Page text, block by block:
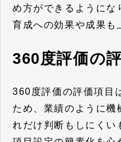
め方ができるようにな
育成への効果や成果も
360度評価の
360度評価の評価項目
ため、業績のように機
れだけ判断もしにくい